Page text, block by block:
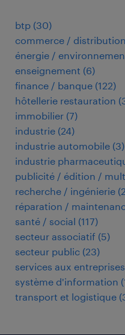
btp (30)
commerce / distribution
énergie /
enseignement (6)
finance / banque (122)
hôtellerie restauration (
immobilier (7)
industrie (24)
industrie automobile (3)
industrie
publicité / édition /
recherche / ingénierie (
réparation /
santé / social (117)
secteur associatif (5)
secteur public (23)
services aux entreprises
système d'information (
transport et logistique (